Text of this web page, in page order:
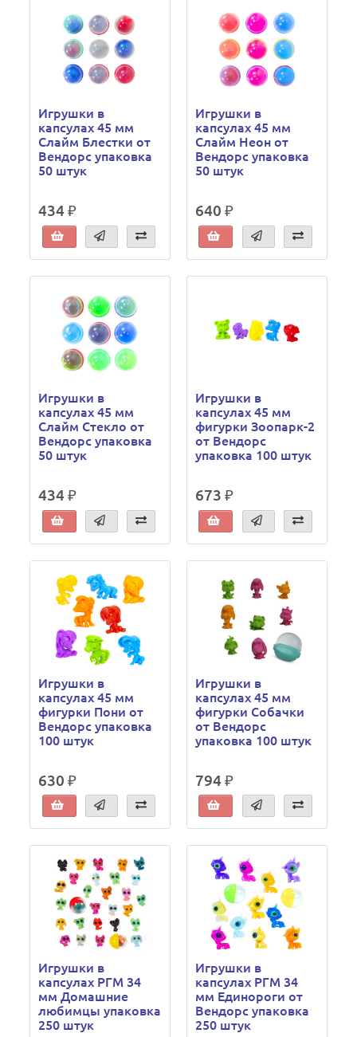
Игрушки в
капсулах 45 мм
Слайм Блестки от
Вендорс упаковка
50 штук
434 ₽
Игрушки в
капсулах 45 мм
Слайм Неон от
Вендорс упаковка
50 штук
640 ₽
Игрушки в
капсулах 45 мм
Слайм Стекло от
Вендорс упаковка
50 штук
434 ₽
Игрушки в
капсулах 45 мм
фигурки Зоопарк-2
от Вендорс
упаковка 100 штук
673 ₽
Игрушки в
капсулах 45 мм
фигурки Пони от
Вендорс упаковка
100 штук
630 ₽
Игрушки в
капсулах 45 мм
фигурки Собачки
от Вендорс
упаковка 100 штук
794 ₽
Игрушки в
капсулах РГМ 34
мм Домашние
любимцы упаковка
250 штук
Игрушки в
капсулах РГМ 34
мм Единороги от
Вендорс упаковка
250 штук